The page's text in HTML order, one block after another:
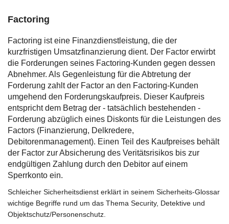
Factoring
Factoring ist eine Finanzdienstleistung, die der
kurzfristigen Umsatzfinanzierung dient. Der Factor erwirbt
die Forderungen seines Factoring-Kunden gegen dessen
Abnehmer. Als Gegenleistung für die Abtretung der
Forderung zahlt der Factor an den Factoring-Kunden
umgehend den Forderungskaufpreis. Dieser Kaufpreis
entspricht dem Betrag der - tatsächlich bestehenden -
Forderung abzüglich eines Diskonts für die Leistungen des
Factors (Finanzierung, Delkredere,
Debitorenmanagement). Einen Teil des Kaufpreises behält
der Factor zur Absicherung des Veritätsrisikos bis zur
endgültigen Zahlung durch den Debitor auf einem
Sperrkonto ein.
Schleicher Sicherheitsdienst erklärt in seinem Sicherheits-Glossar
wichtige Begriffe rund um das Thema Security, Detektive und
Objektschutz/Personenschutz.